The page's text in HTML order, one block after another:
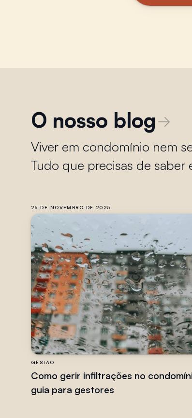
O nosso blog
Viver em condomínio nem
Tudo que precisas de saber
26 DE NOVEMBRO DE 2025
GESTÃO
Como gerir infiltrações no
guia para gestores